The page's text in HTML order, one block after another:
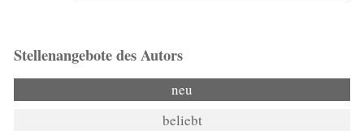
Stellenangebote des Autors
neu
beliebt